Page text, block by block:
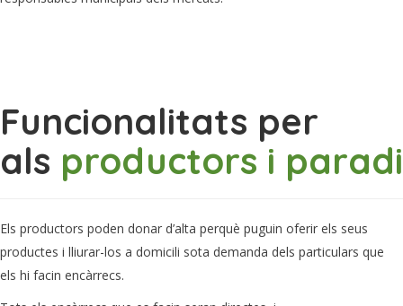
Funcionalitats per
als productors i
Els productors poden donar d’alta perquè puguin oferir els seus
productes i lliurar-los a domicili sota demanda dels particulars que
els hi facin encàrrecs.